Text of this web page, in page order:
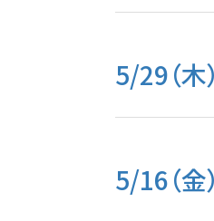
5/29（木
5/16（金